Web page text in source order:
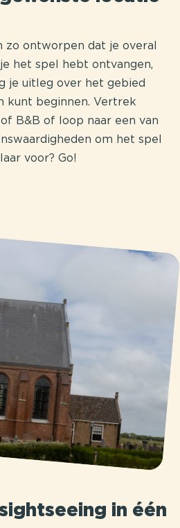
zo ontworpen dat je overal
het spel hebt ontvangen,
je uitleg over het gebied
kunt beginnen. Vertrek
B&B of loop naar een van
om het spel
voor? Go!
in één